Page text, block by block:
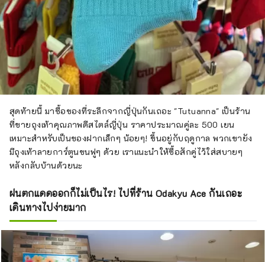
สุดท้ายนี้ มาซื้อของที่ระลึกจากญี่ปุ่นกันเถอะ "Tutuanna" เป็นร้าน
ที่ขายถุงเท้าคุณภาพดีสไตล์ญี่ปุ่น ราคาประมาณคู่ละ 500 เยน
เหมาะสำหรับเป็นของฝากเล็กๆ น้อยๆ! ขึ้นอยู่กับฤดูกาล พวกเขายัง
มีถุงเท้าลายการ์ตูนขนฟูๆ ด้วย เราแนะนำให้ซื้อสักคู่ไว้ใส่สบายๆ
หลังกลับบ้านด้วยนะ
ฝนตกแดดออกก็ไม่เป็นไร! ไปที่ร้าน Odakyu Ace กันเถอะ
เดินทางไปง่ายมาก